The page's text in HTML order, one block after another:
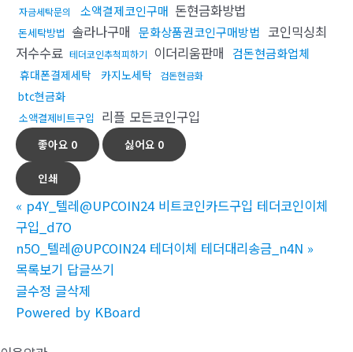
자금세탁문의 소액결제코인구매 돈현금화방법
돈세탁방법 솔라나구매 문화상품권코인구매방법 코인믹싱최
저수수료 테더코인추척피하기 이더리움판매 검돈현금화업체
휴대폰결제세탁 카지노세탁 검돈현금화
btc현금화
소액결제비트구입 리플 모든코인구입
좋아요 0 싫어요 0
인쇄
« p4Y_텔레@UPCOIN24 비트코인카드구입 테더코인이체
구입_d7O
n5O_텔레@UPCOIN24 테더이체 테더대리송금_n4N »
목록보기 답글쓰기
글수정 글삭제
Powered by KBoard